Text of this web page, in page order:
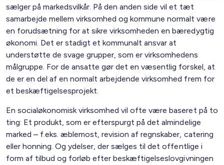
sælger på markedsvilkår. På den anden side vil et tæt
samarbejde mellem virksomhed og kommune normalt være
en forudsætning for at sikre virksomheden en bæredygtig
økonomi. Det er stadigt et kommunalt ansvar at
understøtte de svage grupper, som er virksomhedens
målgruppe. For de ansatte gør det en væsentlig forskel, at
de er en del af en normalt arbejdende virksomhed frem for
et beskæftigelsesprojekt.
En socialøkonomisk virksomhed vil ofte være baseret på to
ting: Et produkt, som er efterspurgt på det almindelige
marked – f.eks. æblemost, revision af regnskaber, catering
eller honning. Og ydelser, der sælges til det offentlige i
form af tilbud og forløb efter beskæftigelseslovgivningen